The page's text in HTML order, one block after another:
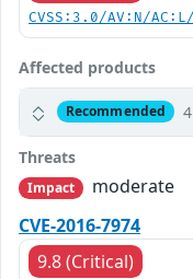
CVSS:3.0/AV:N/
Affected products
Recommended
Threats
Impact
moderate
CVE-2016-7974
9.8 (Critical)